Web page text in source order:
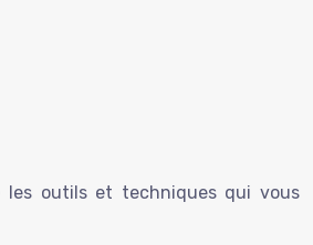
les outils et techniques qui vous